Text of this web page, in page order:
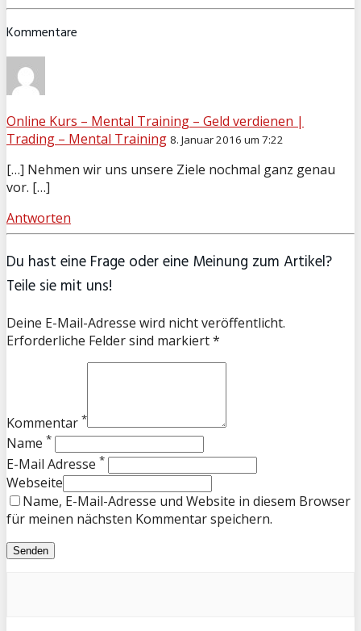
Kommentare
Online Kurs – Mental Training – Geld verdienen |
Trading – Mental Training 8. Januar 2016 um 7:22
[…] Nehmen wir uns unsere Ziele nochmal ganz genau
vor. […]
Antworten
Du hast eine Frage oder eine Meinung zum Artikel?
Teile sie mit uns!
Deine E-Mail-Adresse wird nicht veröffentlicht.
Erforderliche Felder sind markiert *
Kommentar *
Name *
E-Mail Adresse *
Webseite
Name, E-Mail-Adresse und Website in diesem Browser
für meinen nächsten Kommentar speichern.